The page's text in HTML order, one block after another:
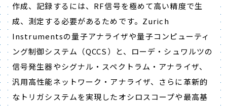
作成、記録するには、RF信号を極めて高い精度で生
成、測定する必要があるためです。Zurich
Instrumentsの量子アナライザや量子コンピューティ
ング制御システム（QCCS）と、ローデ・シュワルツの
信号発生器やシグナル・スペクトラム・アナライザ、
汎用高性能ネットワーク・アナライザ、さらに革新的
なトリガシステムを実現したオシロスコープや最高基